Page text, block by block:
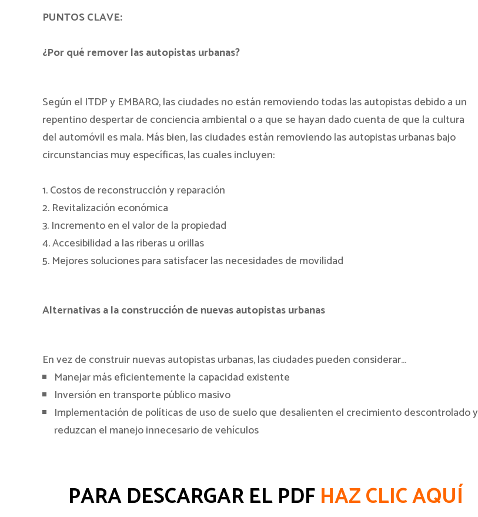
PUNTOS CLAVE:
¿Por qué remover las autopistas urbanas?
Según el ITDP y EMBARQ, las ciudades no están removiendo todas las autopistas debido a un
repentino despertar de conciencia ambiental o a que se hayan dado cuenta de que la cultura
del automóvil es mala. Más bien, las ciudades están removiendo las autopistas urbanas bajo
circunstancias muy específicas, las cuales incluyen:
1. Costos de reconstrucción y reparación
2. Revitalización económica
3. Incremento en el valor de la propiedad
4. Accesibilidad a las riberas u orillas
5. Mejores soluciones para satisfacer las necesidades de movilidad
Alternativas a la construcción de nuevas autopistas urbanas
En vez de construir nuevas autopistas urbanas, las ciudades pueden considerar…
Manejar más eficientemente la capacidad existente
Inversión en transporte público masivo
Implementación de políticas de uso de suelo que desalienten el crecimiento descontrolado y
reduzcan el manejo innecesario de vehículos
PARA DESCARGAR EL PDFHAZ CLIC AQUÍ